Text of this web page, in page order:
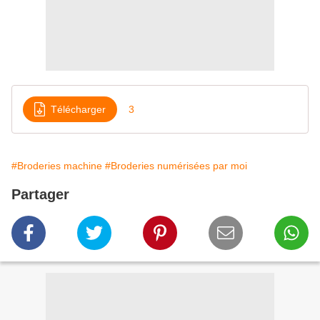
Télécharger 3
#Broderies machine #Broderies numérisées par moi
Partager